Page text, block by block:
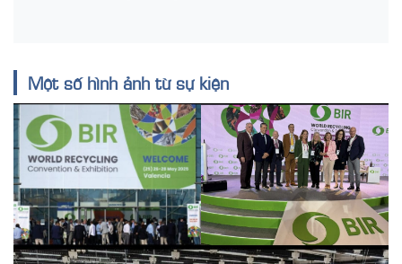
Một số hình ảnh từ sự kiện